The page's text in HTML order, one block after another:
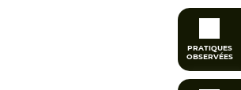
PRATIQUES
OBSERVÉES